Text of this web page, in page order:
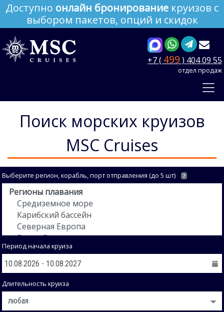
Доступно онлайн бронирование круизов с
выбором пакетов, опций и скидок
+7 ( 499 ) 404 09 55
отдел продаж
Поиск морских круизов
MSC Cruises
Выберите регион, корабль, порт отправления (до 5 шт) ?
Период начала круиза
Длительность круиза